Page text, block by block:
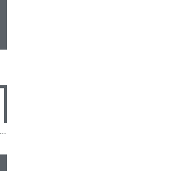
Χειροποίητη λαμπάδα για κορίτσια Τικ Τοκ ροζ